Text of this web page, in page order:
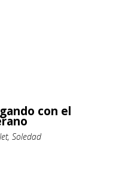
con el
Soledad